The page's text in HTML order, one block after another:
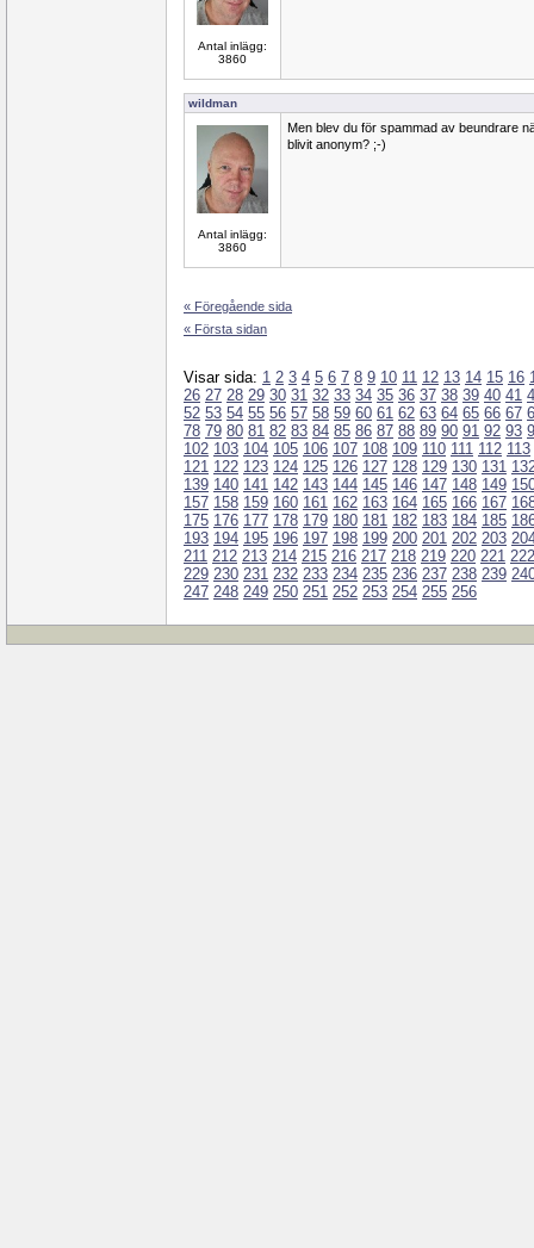
Antal inlägg:
3860
wildman
Antal inlägg:
3860
Men blev du för spammad av beundrare
blivit anonym? ;-)
« Föregående sida
« Första sidan
Visar sida: 1 2 3 4 5 6 7 8 9 10 11 12 13 14 15 16
26 27 28 29 30 31 32 33 34 35 36 37 38 39 40 41
52 53 54 55 56 57 58 59 60 61 62 63 64 65 66 67
78 79 80 81 82 83 84 85 86 87 88 89 90 91 92 93
102 103 104 105 106 107 108 109 110 111 112 113
121 122 123 124 125 126 127 128 129 130 131
139 140 141 142 143 144 145 146 147 148 149
157 158 159 160 161 162 163 164 165 166 167
175 176 177 178 179 180 181 182 183 184 185
193 194 195 196 197 198 199 200 201 202 203
211 212 213 214 215 216 217 218 219 220 221 222
229 230 231 232 233 234 235 236 237 238 239
247 248 249 250 251 252 253 254 255 256